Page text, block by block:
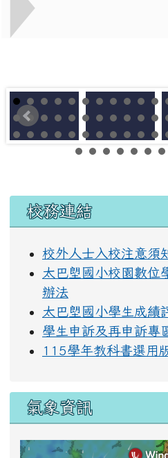
左邊區域內容
校務連結
校外人士入校注意須
太巴塱國小校園數位
辦法
太巴塱國小學生成績
學生申訴及再申訴專
115學年教科書選用
氣象資訊